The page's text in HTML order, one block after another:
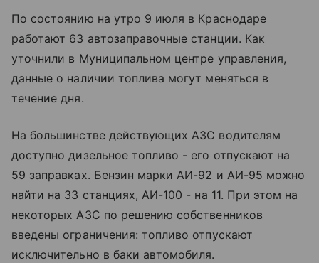
По состоянию на утро 9 июля в Краснодаре
работают 63 автозаправочные станции. Как
уточнили в Муниципальном центре управления,
данные о наличии топлива могут меняться в
течение дня.
На большинстве действующих АЗС водителям
доступно дизельное топливо - его отпускают на
59 заправках. Бензин марки АИ-92 и АИ-95 можно
найти на 33 станциях, АИ-100 - на 11. При этом на
некоторых АЗС по решению собственников
введены ограничения: топливо отпускают
исключительно в баки автомобиля.